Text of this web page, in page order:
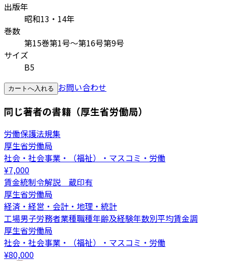
出版年
昭和13・14年
巻数
第15巻第1号～第16号第9号
サイズ
B5
カートへ入れる お問い合わせ
同じ著者の書籍（厚生省労働局）
労働保護法規集
厚生省労働局
社会・社会事業・（福祉）・マスコミ・労働
¥7,000
賃金統制令解説 蔵印有
厚生省労働局
経済・経営・会計・地理・統計
工場男子労務者業種職種年齢及経験年数別平均賃金調
厚生省労働局
社会・社会事業・（福祉）・マスコミ・労働
¥80,000